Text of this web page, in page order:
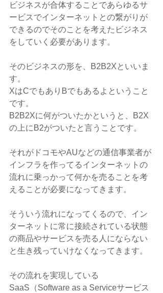
ビジネスが合体することであらゆるサ
ービスでインターネットとの繋がりが
できるのでそのことを考えたビジネス
をしていく必要があります。
そのビジネスの形を、B2B2Xといいま
す。
XはCでもありBでもあるよということ
です。
B2B2Xに何がついたかというと、B2X
の上にB2がついたと言うことです。
それがドコモやAUなどの通信事業者が
インフラを作ってるインターネットの
流れに乗っかって何かを売ることを考
えることが必要になってきます。
そういう流れになってくるので、イン
ターネットに常に接続されている状態
の商品やサービスを売る人にならない
と生き残っていけなくなってきます。
その流れを実現している
SaaS（Software as a Serviceサービス